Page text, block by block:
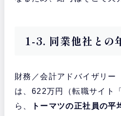
1-3. 同業他社との
財務／会計アドバイザリー
は、622万円（転職サイト
ら、
トーマツの正社員の